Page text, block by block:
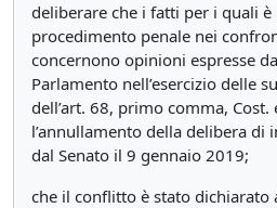
deliberare che i fatti per i quali è
procedimento penale nei
concernono opinioni espresse
Parlamento nell’esercizio delle
dell’art. 68, primo comma,
l’annullamento della delibera di
dal Senato il 9 gennaio 2019;
che il conflitto è stato dichiarato